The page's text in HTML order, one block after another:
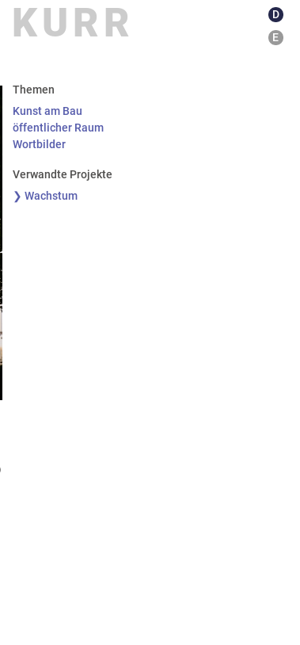
KURR
D
E
Themen
Kunst am Bau
öffentlicher Raum
Wortbilder
Verwandte Projekte
❯ Wachstum